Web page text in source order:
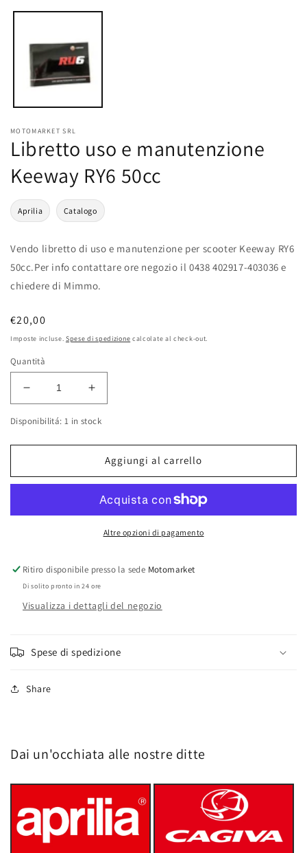
multimediali
modale
MOTOMARKET SRL
Libretto uso e manutenzione
Keeway RY6 50cc
Aprilia Catalogo
Vendo libretto di uso e manutenzione per scooter Keeway RY6
50cc.Per info contattare ore negozio il 0438 402917-403036 e
chiedere di Mimmo.
Prezzo
di
€20,00
Imposte incluse. Spese di spedizione calcolate al check-out.
Quantità
Diminuisci
quantità
per
manutenzione
Aumenta
quantità
per
manutenzione
Keeway
Disponibilitá: 1 in stock
Aggiungi al carrello
Altre opzioni di pagamento
Ritiro disponibile presso la sede Motomarket
Di solito pronto in 24 ore
Visualizza i dettagli del negozio
Spese di spedizione
Share
Dai un'occhiata alle nostre ditte